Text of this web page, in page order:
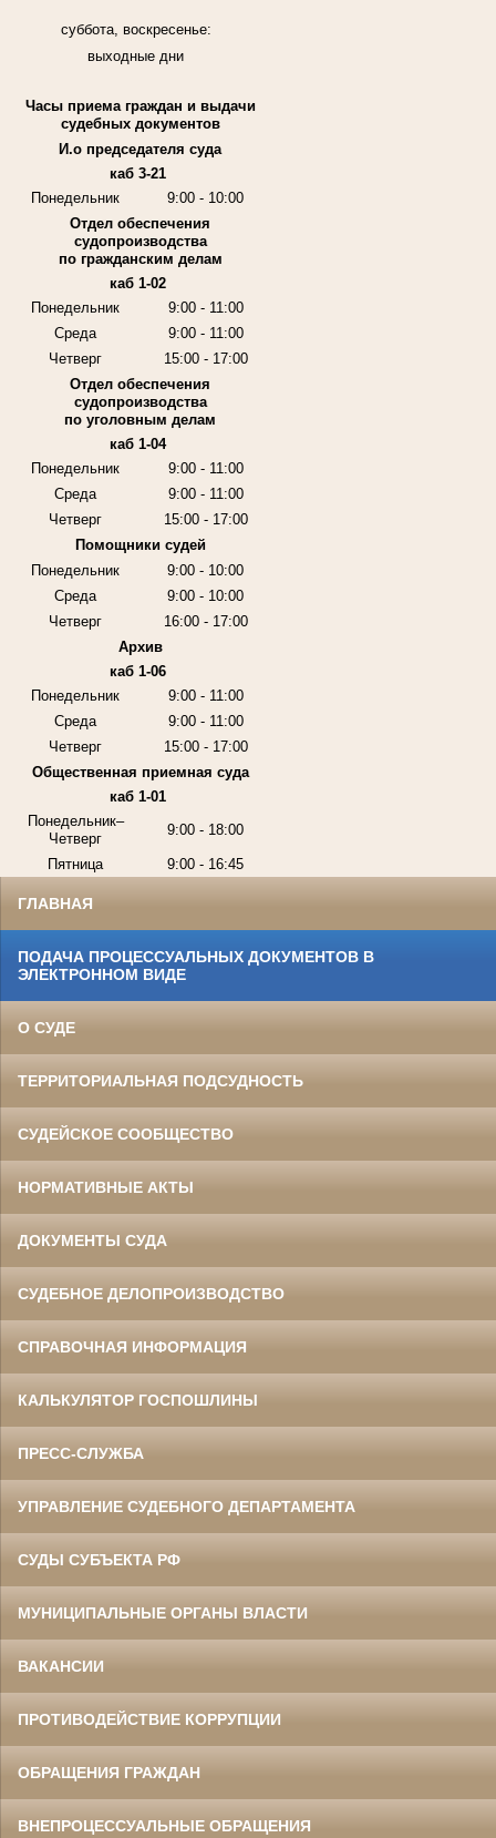
суббота, воскресенье:
выходные дни
Часы приема граждан и выдачи
судебных документов
И.о председателя суда
каб 3-21
Понедельник
9:00 - 10:00
Отдел обеспечения
судопроизводства
по гражданским делам
каб 1-02
Понедельник
9:00 - 11:00
Среда
9:00 - 11:00
Четверг
15:00 - 17:00
Отдел обеспечения
судопроизводства
по уголовным делам
каб 1-04
Понедельник
9:00 - 11:00
Среда
9:00 - 11:00
Четверг
15:00 - 17:00
Помощники судей
Понедельник
9:00 - 10:00
Среда
9:00 - 10:00
Четверг
16:00 - 17:00
Архив
каб 1-06
Понедельник
9:00 - 11:00
Среда
9:00 - 11:00
Четверг
15:00 - 17:00
Общественная приемная суда
каб 1-01
Понедельник–
Четверг
9:00 - 18:00
Пятница 9:00 - 16:45
ГЛАВНАЯ
ПОДАЧА ПРОЦЕССУАЛЬНЫХ ДОКУМЕНТОВ В
ЭЛЕКТРОННОМ ВИДЕ
О СУДЕ
ТЕРРИТОРИАЛЬНАЯ ПОДСУДНОСТЬ
СУДЕЙСКОЕ СООБЩЕСТВО
НОРМАТИВНЫЕ АКТЫ
ДОКУМЕНТЫ СУДА
СУДЕБНОЕ ДЕЛОПРОИЗВОДСТВО
СПРАВОЧНАЯ ИНФОРМАЦИЯ
КАЛЬКУЛЯТОР ГОСПОШЛИНЫ
ПРЕСС-СЛУЖБА
УПРАВЛЕНИЕ СУДЕБНОГО ДЕПАРТАМЕНТА
СУДЫ СУБЪЕКТА РФ
МУНИЦИПАЛЬНЫЕ ОРГАНЫ ВЛАСТИ
ВАКАНСИИ
ПРОТИВОДЕЙСТВИЕ КОРРУПЦИИ
ОБРАЩЕНИЯ ГРАЖДАН
ВНЕПРОЦЕССУАЛЬНЫЕ ОБРАЩЕНИЯ